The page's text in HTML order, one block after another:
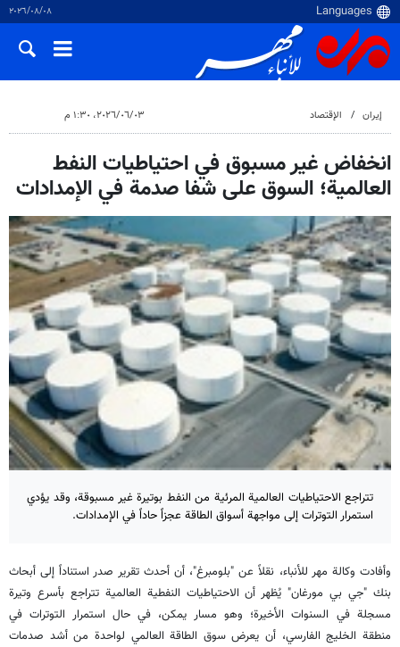
٠٨‏/٠٨‏/٢٠٢٦
إيران الإقتصاد ٠٣‏/٠٦‏/٢٠٢٦، ١:٣٠ م
انخفاض غير مسبوق في احتياطيات النفط
العالمية؛ السوق على شفا صدمة في الإمدادات
تتراجع الاحتياطيات العالمية المرئية من النفط بوتيرة غير مسبوقة، وقد يؤدي
استمرار التوترات إلى مواجهة أسواق الطاقة عجزاً حاداً في الإمدادات.
وأفادت وكالة مهر للأنباء، نقلاً عن "بلومبرغ"، أن أحدث تقرير صدر استناداً إلى أبحاث
بنك "جي بي مورغان" يُظهر أن الاحتياطيات النفطية العالمية تتراجع بأسرع وتيرة
مسجلة في السنوات الأخيرة؛ وهو مسار يمكن، في حال استمرار التوترات في
منطقة الخليج الفارسي، أن يعرض سوق الطاقة العالمي لواحدة من أشد صدمات